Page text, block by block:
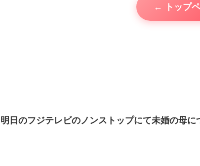
← トップ
明日のフジテレビのノンストップにて未婚の母